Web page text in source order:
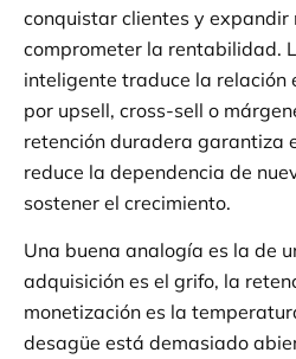
conquistar clientes y expandir
comprometer la rentabilidad.
inteligente traduce la relación
por upsell, cross-sell o
retención duradera garantiza
reduce la dependencia de
sostener el crecimiento.
Una buena analogía es la de
adquisición es el grifo, la
monetización es la
desagüe está demasiado